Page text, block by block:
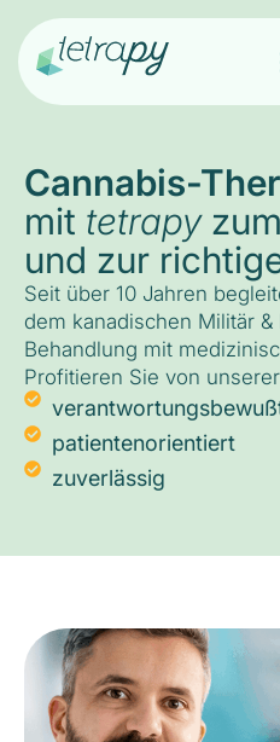
Cannabis-
mit tetrapy
und zur
Seit über 10 Jahren
dem kanadischen Militär
Behandlung mit
Profitieren Sie von
patientenorientiert
zuverlässig